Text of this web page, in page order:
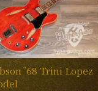
’68 Trini Lopez